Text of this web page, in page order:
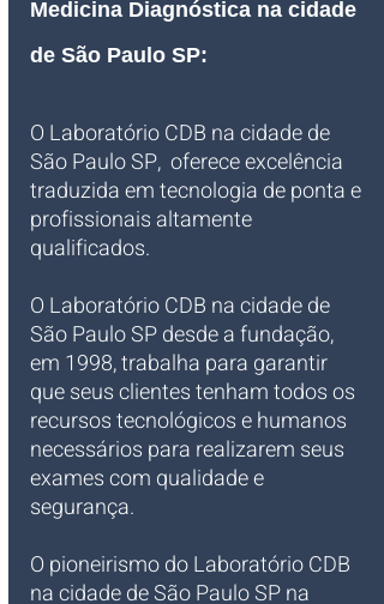
Medicina Diagnóstica na cidade
de São Paulo SP:
O Laboratório CDB na cidade de
São Paulo SP,  oferece excelência
traduzida em tecnologia de ponta e
profissionais altamente
qualificados.
O Laboratório CDB na cidade de
São Paulo SP desde a fundação,
em 1998, trabalha para garantir
que seus clientes tenham todos os
recursos tecnológicos e humanos
necessários para realizarem seus
exames com qualidade e
segurança.
O pioneirismo do Laboratório CDB
na cidade de São Paulo SP na